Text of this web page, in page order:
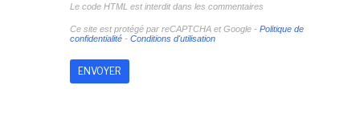
Le code HTML est interdit dans les commentaires
Ce site est protégé par reCAPTCHA et Google - Politique de
confidentialité- Conditions d'utilisation